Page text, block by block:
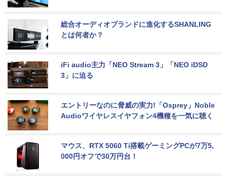
総合オーディオブランドに進化するSHANLING
とは何者か？
iFi audio主力「NEO Stream 3」「NEO iDSD
3」に迫る
エントリーなのに脅威の実力!「Osprey」Noble
Audioワイヤレスイヤフォン4機種を一気に聴く
マウス、RTX 5060 Ti搭載ゲーミングPCが7万5,
000円オフで30万円台！